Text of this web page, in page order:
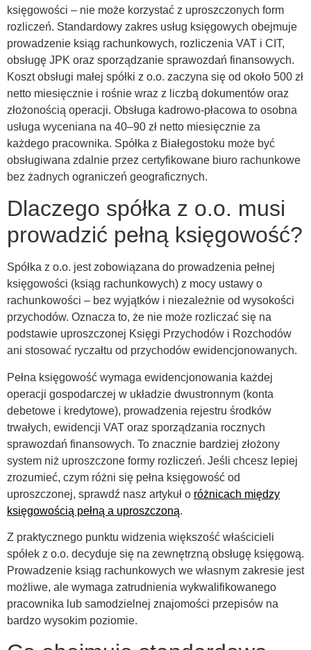
księgowości – nie może korzystać z uproszczonych form
rozliczeń. Standardowy zakres usług księgowych obejmuje
prowadzenie ksiąg rachunkowych, rozliczenia VAT i CIT,
obsługę JPK oraz sporządzanie sprawozdań finansowych.
Koszt obsługi małej spółki z o.o. zaczyna się od około 500 zł
netto miesięcznie i rośnie wraz z liczbą dokumentów oraz
złożonością operacji. Obsługa kadrowo-płacowa to osobna
usługa wyceniana na 40–90 zł netto miesięcznie za
każdego pracownika. Spółka z Białegostoku może być
obsługiwana zdalnie przez certyfikowane biuro rachunkowe
bez żadnych ograniczeń geograficznych.
Dlaczego spółka z o.o. musi
prowadzić pełną księgowość?
Spółka z o.o. jest zobowiązana do prowadzenia pełnej
księgowości (ksiąg rachunkowych) z mocy ustawy o
rachunkowości – bez wyjątków i niezależnie od wysokości
przychodów. Oznacza to, że nie może rozliczać się na
podstawie uproszczonej Księgi Przychodów i Rozchodów
ani stosować ryczałtu od przychodów ewidencjonowanych.
Pełna księgowość wymaga ewidencjonowania każdej
operacji gospodarczej w układzie dwustronnym (konta
debetowe i kredytowe), prowadzenia rejestru środków
trwałych, ewidencji VAT oraz sporządzania rocznych
sprawozdań finansowych. To znacznie bardziej złożony
system niż uproszczone formy rozliczeń. Jeśli chcesz lepiej
zrozumieć, czym różni się pełna księgowość od
uproszczonej, sprawdź nasz artykuł o różnicach między
księgowością pełną a uproszczoną.
Z praktycznego punktu widzenia większość właścicieli
spółek z o.o. decyduje się na zewnętrzną obsługę księgową.
Prowadzenie ksiąg rachunkowych we własnym zakresie jest
możliwe, ale wymaga zatrudnienia wykwalifikowanego
pracownika lub samodzielnej znajomości przepisów na
bardzo wysokim poziomie.